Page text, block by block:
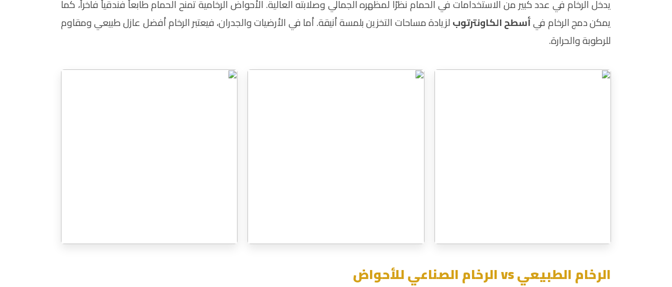
يدخل الرخام في عدد كبير من الاستخدامات في الحمام نظرًا لمظهره الجمالي وصلابته العالية. الأحواض الرخامية تمنح الحمام طابعاً فندقياً فاخراً، كما
يمكن دمج الرخام فيأسطح الكاونترتوبلزيادة مساحات التخزين بلمسة أنيقة. أما في الأرضيات والجدران، فيعتبر الرخام أفضل عازل طبيعي ومقاوم
للرطوبة والحرارة.
الرخام الطبيعي vs الرخام الصناعي للأحواض